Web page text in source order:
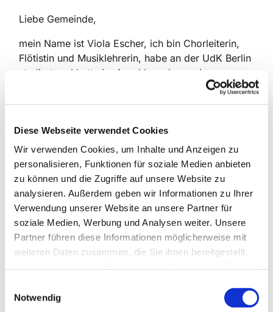
Diese Webseite verwendet Cookies
Wir verwenden Cookies, um Inhalte und Anzeigen zu
personalisieren, Funktionen für soziale Medien anbieten
zu können und die Zugriffe auf unsere Website zu
analysieren. Außerdem geben wir Informationen zu Ihrer
Verwendung unserer Website an unsere Partner für
soziale Medien, Werbung und Analysen weiter. Unsere
Partner führen diese Informationen möglicherweise mit
weiteren Daten zusammen, die Sie ihnen bereitgestellt
Notwendig
Liebe Gemeinde,
mein Name ist Viola Escher, ich bin Chorleiterin,
Flötistin und Musiklehrerin, habe an der UdK Berlin
studiert und hatte im Anschluss daran einen
ich an der Musikschule City West, also auch im
leitete. Möglicherweise sangen auch Ihre Kinder
bei mir. Nun möchte ich meine Chöre und mich
unter das Dach der Kirche stellen und bin wirklich
glücklich, dass ich hier meine wunderschöne
Arbeit mit einer 25%-Stelle weiterführen kann.
Über neue Sängerinnen und Sänger vom
Vorschulkind bis ins junge Erwachsenenalter
würden wir uns sehr freuen.
Wir sehen uns sicher bald in einem Gottesdienst
oder Konzert, bis dahin grüße ich Sie herzlich.